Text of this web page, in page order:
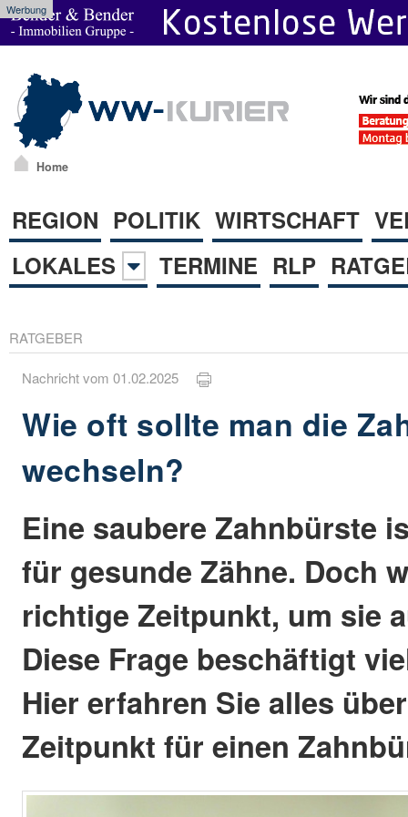
Werbung
Home
REGION POLITIK WIRTSCHAFT
LOKALES
TERMINE RLP
RATGEBER
Nachricht vom 01.02.2025
Wie oft sollte man die
wechseln?
Eine saubere Zahnbürste
für gesunde Zähne. Doch
richtige Zeitpunkt, um sie
Diese Frage beschäftigt
Hier erfahren Sie alles
Zeitpunkt für einen